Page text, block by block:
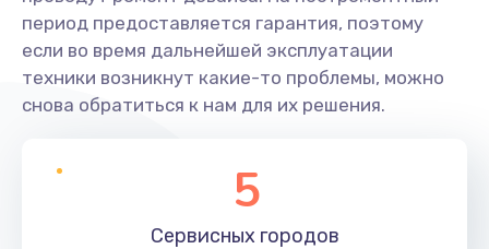
период предоставляется гарантия, поэтому
если во время дальнейшей эксплуатации
техники возникнут какие-то проблемы, можно
снова обратиться к нам для их решения.
5
Сервисных городов